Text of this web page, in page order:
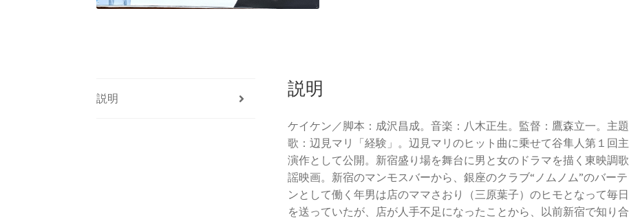
説明 説明
ケイケン／脚本：成沢昌成。音楽：八木正生。監督：鷹森立一。主題
歌：辺見マリ「経験」。辺見マリのヒット曲に乗せて谷隼人第１回主
演作として公開。新宿盛り場を舞台に男と女のドラマを描く東映調歌
謡映画。新宿のマンモスバーから、銀座のクラブ“ノムノム”のバーテ
ンとして働く年男は店のママさおり（三原葉子）のヒモとなって毎日
を送っていたが、店が人手不足になったことから、以前新宿で知り合